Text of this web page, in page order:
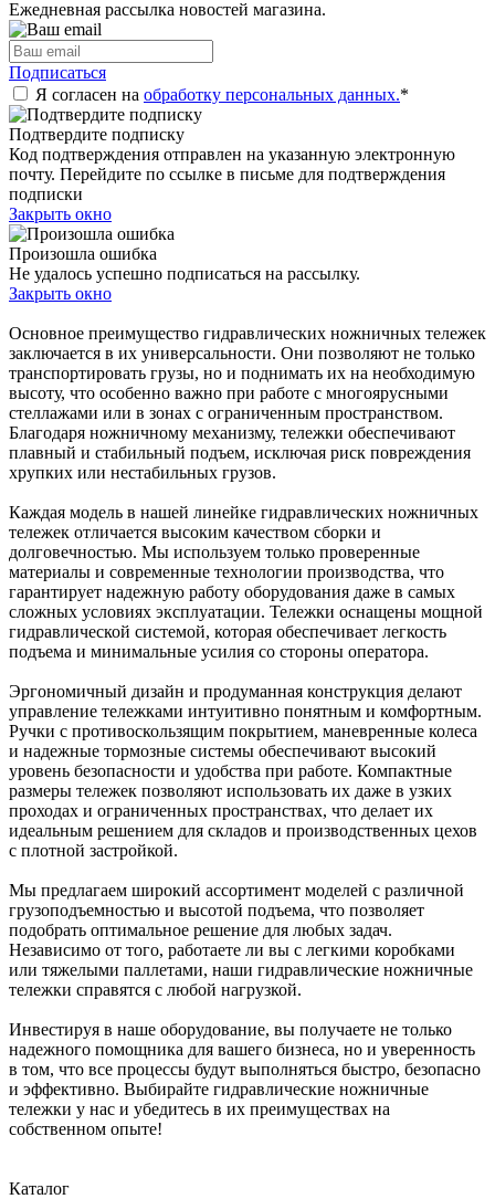
Ежедневная рассылка новостей магазина.
Подписаться
Я согласен на обработку персональных данных.*
Подтвердите подписку
Код подтверждения отправлен на указанную электронную
почту. Перейдите по ссылке в письме для подтверждения
подписки
Закрыть окно
Произошла ошибка
Не удалось успешно подписаться на рассылку.
Закрыть окно
Основное преимущество гидравлических ножничных тележек
заключается в их универсальности. Они позволяют не только
транспортировать грузы, но и поднимать их на необходимую
высоту, что особенно важно при работе с многоярусными
стеллажами или в зонах с ограниченным пространством.
Благодаря ножничному механизму, тележки обеспечивают
плавный и стабильный подъем, исключая риск повреждения
хрупких или нестабильных грузов.
Каждая модель в нашей линейке гидравлических ножничных
тележек отличается высоким качеством сборки и
долговечностью. Мы используем только проверенные
материалы и современные технологии производства, что
гарантирует надежную работу оборудования даже в самых
сложных условиях эксплуатации. Тележки оснащены мощной
гидравлической системой, которая обеспечивает легкость
подъема и минимальные усилия со стороны оператора.
Эргономичный дизайн и продуманная конструкция делают
управление тележками интуитивно понятным и комфортным.
Ручки с противоскользящим покрытием, маневренные колеса
и надежные тормозные системы обеспечивают высокий
уровень безопасности и удобства при работе. Компактные
размеры тележек позволяют использовать их даже в узких
проходах и ограниченных пространствах, что делает их
идеальным решением для складов и производственных цехов
с плотной застройкой.
Мы предлагаем широкий ассортимент моделей с различной
грузоподъемностью и высотой подъема, что позволяет
подобрать оптимальное решение для любых задач.
Независимо от того, работаете ли вы с легкими коробками
или тяжелыми паллетами, наши гидравлические ножничные
тележки справятся с любой нагрузкой.
Инвестируя в наше оборудование, вы получаете не только
надежного помощника для вашего бизнеса, но и уверенность
в том, что все процессы будут выполняться быстро, безопасно
и эффективно. Выбирайте гидравлические ножничные
тележки у нас и убедитесь в их преимуществах на
собственном опыте!
Каталог